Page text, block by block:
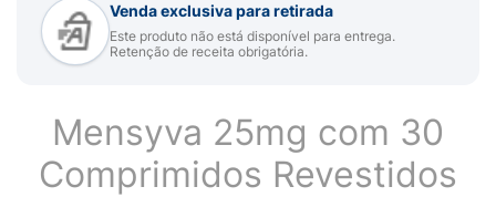
Venda exclusiva para retirada
Este produto não está disponível para entrega.
Retenção de receita obrigatória.
Mensyva 25mg com 30
Comprimidos Revestidos